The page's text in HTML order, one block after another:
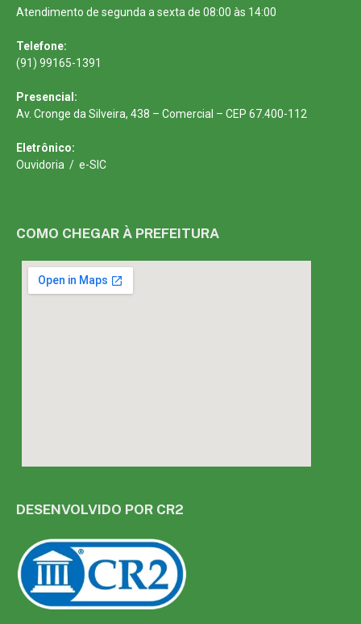
Atendimento de segunda a sexta de 08:00 às 14:00
Telefone:
(91) 99165-1391
Presencial:
Av. Cronge da Silveira, 438 – Comercial – CEP 67.400-112
Eletrônico:
Ouvidoria / e-SIC
COMO CHEGAR À PREFEITURA
DESENVOLVIDO POR CR2